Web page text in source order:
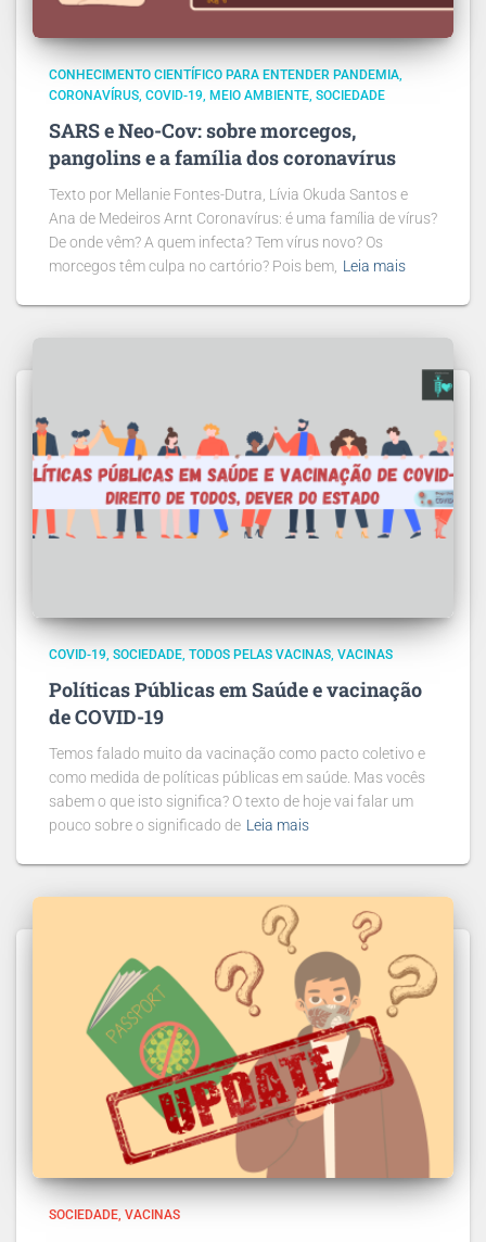
CONHECIMENTO CIENTÍFICO PARA ENTENDER PANDEMIA
CORONAVÍRUS COVID-19 MEIO AMBIENTE SOCIEDADE
SARS e Neo-Cov: sobre morcegos,
pangolins e a família dos coronavírus
Texto por Mellanie Fontes-Dutra, Lívia Okuda Santos e
Ana de Medeiros Arnt Coronavírus: é uma família de vírus?
De onde vêm? A quem infecta? Tem vírus novo? Os
morcegos têm culpa no cartório? Pois bem, Leia mais
COVID-19 SOCIEDADE TODOS PELAS VACINAS VACINAS
Políticas Públicas em Saúde e vacinação
de COVID-19
Temos falado muito da vacinação como pacto coletivo e
como medida de políticas públicas em saúde. Mas vocês
sabem o que isto significa? O texto de hoje vai falar um
pouco sobre o significado de Leia mais
SOCIEDADE VACINAS